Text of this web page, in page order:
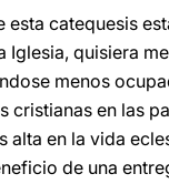
esta catequesis
Iglesia, quisiera
menos
cristianas en las
alta en la vida
de una